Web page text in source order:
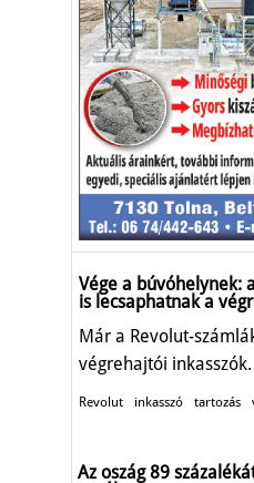
Vége a búvóhelynek:
is lecsaphatnak a
Már a Revolut-
végrehajtói inkasszók.
Revolut inkasszó tartozás
Az oszág 89